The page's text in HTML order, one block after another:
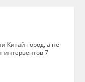
Китай-город, а не
интервентов 7